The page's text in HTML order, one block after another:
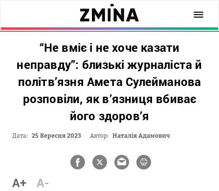
“Не вміє і не хоче казати
неправду”: близькі журналіста й
політв’язня Амета Сулейманова
розповіли, як в’язниця вбиває
його здоров’я
Дата: 25 Вересня 2023 Автор: Наталія Адамович
A+ A-